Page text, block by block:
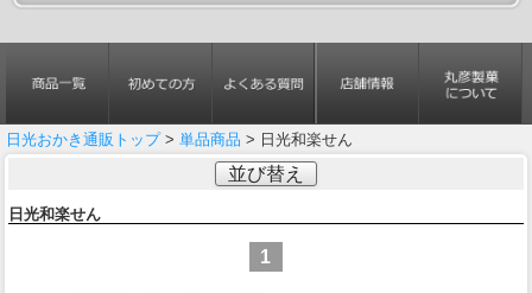
日光おかき通販トップ> 単品商品 > 日光和楽せん
並び替え
日光和楽せん
1